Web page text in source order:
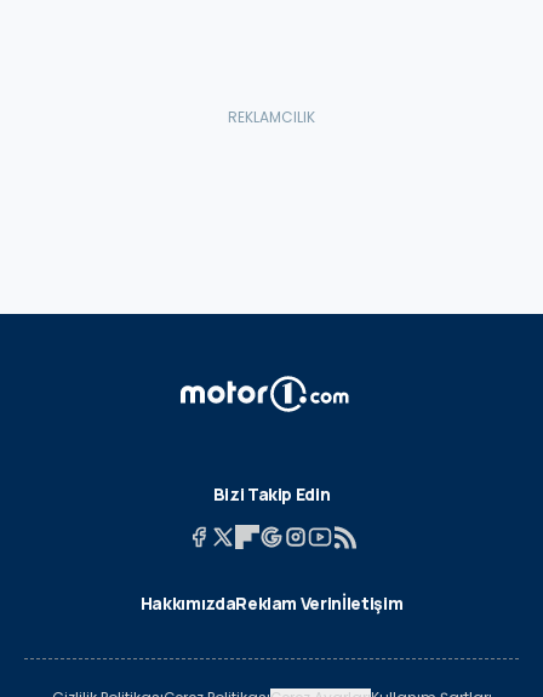
Bizi Takip Edin
HakkımızdaReklam Verinİletişim